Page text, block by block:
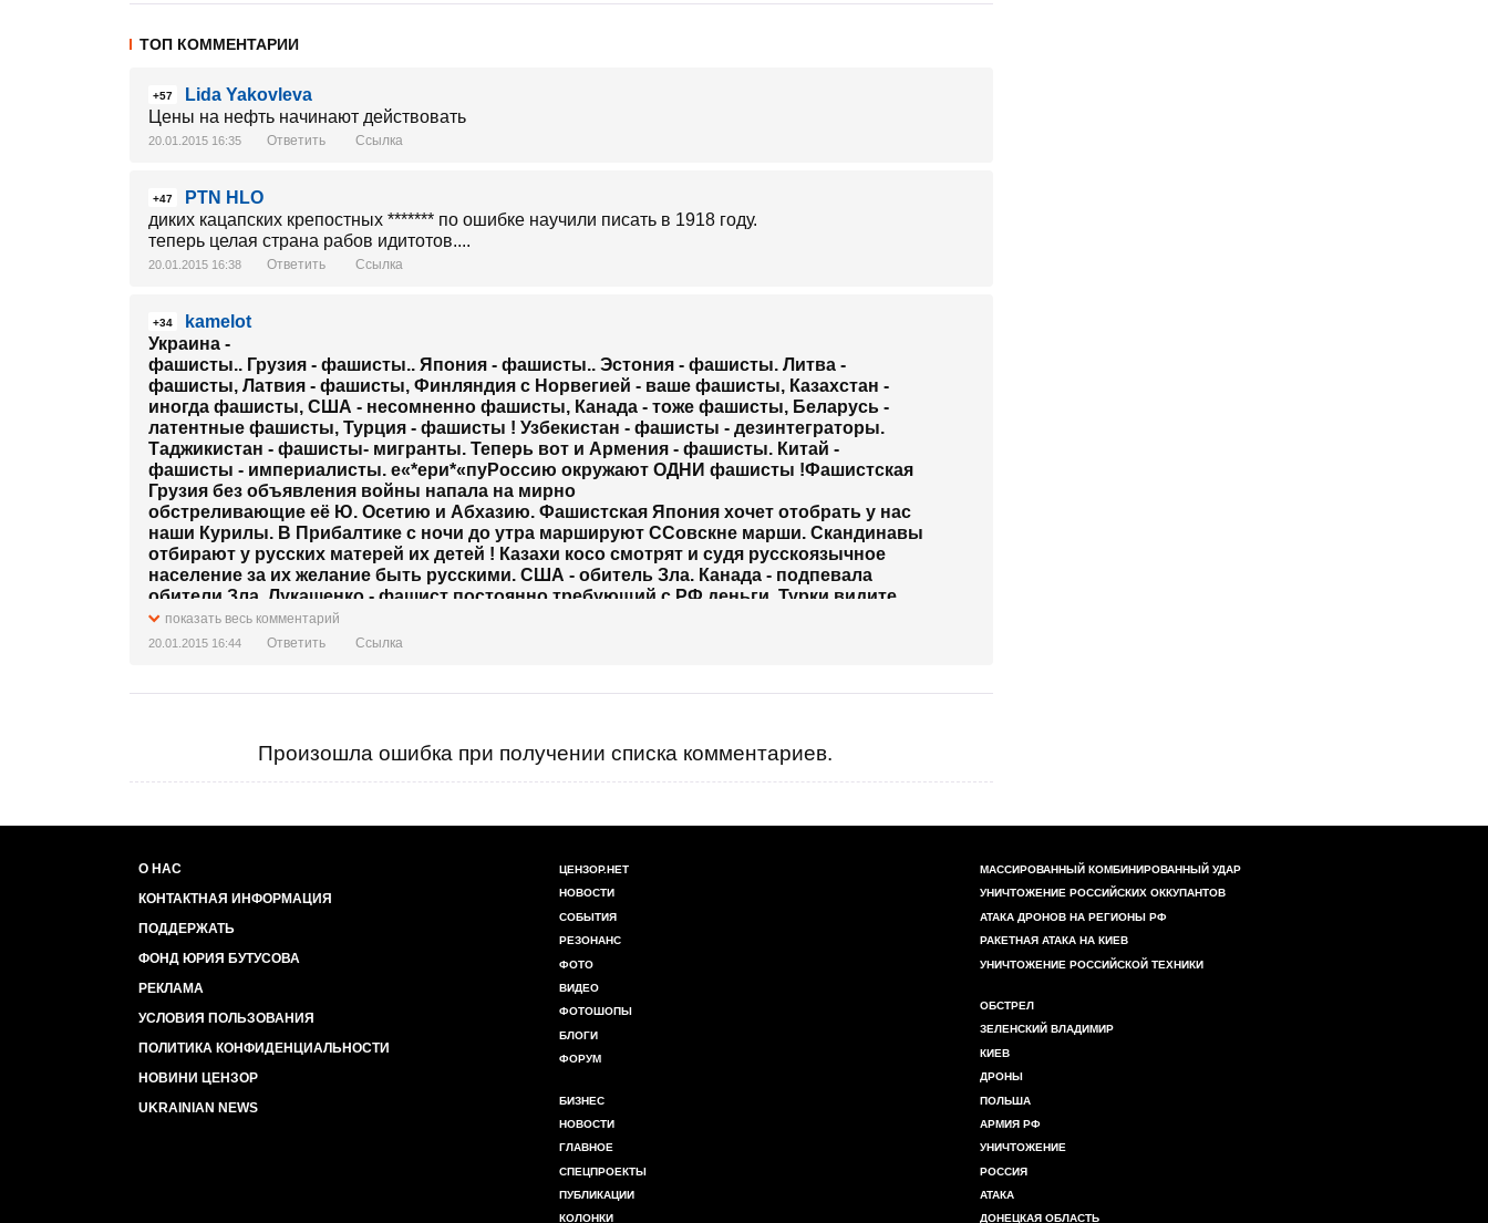
ТОП КОММЕНТАРИИ
+57
Lida Yakovleva
Цены на нефть начинают действовать
20.01.2015 16:35 Ответить Ссылка
+47
PTN HLO
диких кацапских крепостных ******* по ошибке научили писать в 1918 году.
теперь целая страна рабов идитотов....
20.01.2015 16:38 Ответить Ссылка
+34
kamelot
Украина -
фашисты.. Грузия - фашисты.. Япония - фашисты.. Эстония - фашисты. Литва -
фашисты, Латвия - фашисты, Финляндия с Норвегией - ваше фашисты, Казахстан -
иногда фашисты, США - несомненно фашисты, Канада - тоже фашисты, Беларусь -
латентные фашисты, Турция - фашисты ! Узбекистан - фашисты - дезинтеграторы.
Таджикистан - фашисты- мигранты. Теперь вот и Армения - фашисты. Китай -
фашисты - империалисты. е«*ери*«пуРоссию окружают ОДНИ фашисты !Фашистская
Грузия без объявления войны напала на мирно
обстреливающие её Ю. Осетию и Абхазию. Фашистская Япония хочет отобрать у нас
наши Курилы. В Прибалтике с ночи до утра маршируют ССовскне марши. Скандинавы
отбирают у русских матерей их детей ! Казахи косо смотрят и судя русскоязычное
население за их желание быть русскими. США - обитель Зла. Канада - подпевала
обители Зла. Лукашенко - фашист постоянно требующий с РФ деньги. Турки видите
ли за крымских татар впрягаются. Китайцы просто сидят на берегу Амура и ждут
когда проплывет по Амуру труп их врага. Узбеки - фашисты, не хотят в наш
выжить в этом суровом фашнстком мире хрупкому, миролюбивому государству
показать весь комментарий
20.01.2015 16:44 Ответить Ссылка
Произошла ошибка при получении списка комментариев.
О НАС
КОНТАКТНАЯ ИНФОРМАЦИЯ
ПОДДЕРЖАТЬ
ФОНД ЮРИЯ БУТУСОВА
РЕКЛАМА
УСЛОВИЯ ПОЛЬЗОВАНИЯ
ПОЛИТИКА КОНФИДЕНЦИАЛЬНОСТИ
НОВИНИ ЦЕНЗОР
UKRAINIAN NEWS
ЦЕНЗОР.НЕТ
НОВОСТИ
СОБЫТИЯ
РЕЗОНАНС
ФОТО
ВИДЕО
ФОТОШОПЫ
БЛОГИ
ФОРУМ
БИЗНЕС
НОВОСТИ
ГЛАВНОЕ
СПЕЦПРОЕКТЫ
ПУБЛИКАЦИИ
КОЛОНКИ
МАССИРОВАННЫЙ КОМБИНИРОВАННЫЙ УДАР
УНИЧТОЖЕНИЕ РОССИЙСКИХ ОККУПАНТОВ
АТАКА ДРОНОВ НА РЕГИОНЫ РФ
РАКЕТНАЯ АТАКА НА КИЕВ
УНИЧТОЖЕНИЕ РОССИЙСКОЙ ТЕХНИКИ
ОБСТРЕЛ
ЗЕЛЕНСКИЙ ВЛАДИМИР
КИЕВ
ДРОНЫ
ПОЛЬША
АРМИЯ РФ
УНИЧТОЖЕНИЕ
РОССИЯ
АТАКА
ДОНЕЦКАЯ ОБЛАСТЬ